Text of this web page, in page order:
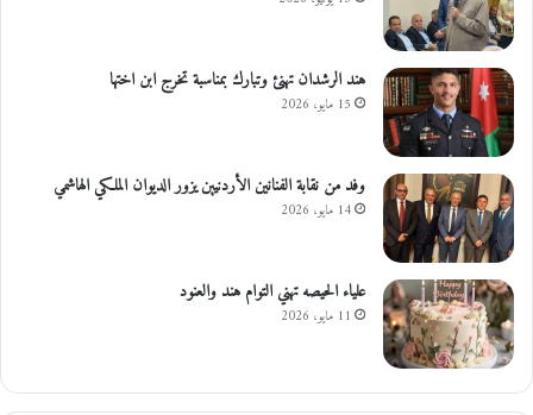
هند الرشدان تهنئ وتبارك بمناسبة تخرج ابن اختها
15 مايو، 2026
وفد من نقابة الفنانين الأردنيين يزور الديوان الملكي الهاشمي
14 مايو، 2026
علياء الحيصه تهني التوام هند والعنود
11 مايو، 2026